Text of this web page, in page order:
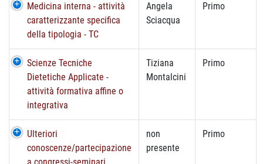
Medicina interna - attività
caratterizzante specifica
della tipologia - TC
Angela
Sciacqua
Primo
Scienze Tecniche
Dietetiche Applicate -
attività formativa affine o
integrativa
Tiziana
Montalcini
Primo
Ulteriori
conoscenze/partecipazione
non
presente
Primo